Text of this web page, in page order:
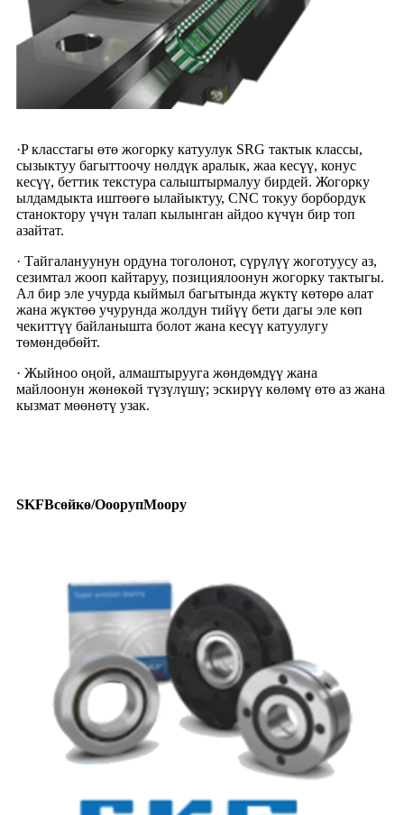
·P класстагы өтө жогорку катуулук SRG тактык классы,
сызыктуу багыттоочу нөлдүк аралык, жаа кесүү, конус
кесүү, беттик текстура салыштырмалуу бирдей. Жогорку
ылдамдыкта иштөөгө ылайыктуу, CNC токуу борбордук
станоктору үчүн талап кылынган айдоо күчүн бир топ
азайтат.
· Тайгалануунун ордуна тоголонот, сүрүлүү жоготуусу аз,
сезимтал жооп кайтаруу, позициялоонун жогорку тактыгы.
Ал бир эле учурда кыймыл багытында жүктү көтөрө алат
жана жүктөө учурунда жолдун тийүү бети дагы эле көп
чекиттүү байланышта болот жана кесүү катуулугу
төмөндөбөйт.
· Жыйноо оңой, алмаштырууга жөндөмдүү жана
майлоонун жөнөкөй түзүлүшү; эскирүү көлөмү өтө аз жана
кызмат мөөнөтү узак.
SKFBсөйкө/OоорупMоору